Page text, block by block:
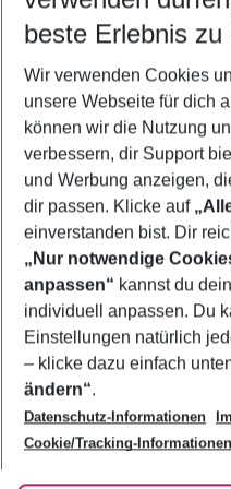
2 Erwachsene Keine
Mehr
Footer
Footer navigation
Über uns
AGB
Bestpreisgarantie
Cookie-Einstellungen
Cookie-Richtlinie
Agenturbetreuung
Barrierefreies Reisen
Folge uns
beste Erlebnis zu
Wir verwenden Cookies
unsere Webseite für dich
können wir die Nutzung
verbessern, dir Support
und Werbung anzeigen,
dir passen. Klicke auf
einverstanden bist. Dir
„Nur notwendige
anpassen“ kannst du
individuell anpassen. Du
Einstellungen natürlich
– klicke dazu einfach
ändern“.
Datenschutz-Informationen
Cookie/Tracking-Informationen